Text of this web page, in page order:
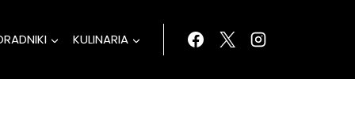
KULINARIA